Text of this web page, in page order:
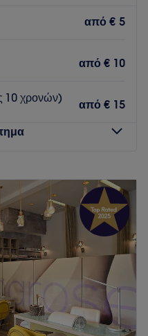
από € 5
από € 10
10 χρονών)
από € 15
09:00
20:00
09:00 20:00
09:00 –20:00
09:00
20:00
09:00–15:30
που βρίσκεται
γκάμα υπηρεσιών